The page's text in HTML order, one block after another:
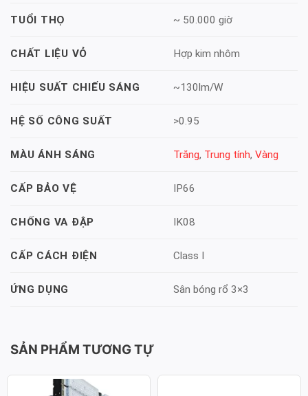
TUỔI THỌ ~ 50.000 giờ
CHẤT LIỆU VỎ Hợp kim nhôm
HIỆU SUẤT CHIẾU SÁNG ~130lm/W
HỆ SỐ CÔNG SUẤT >0.95
MÀU ÁNH SÁNG Trắng, Trung tính, Vàng
CẤP BẢO VỆ IP66
CHỐNG VA ĐẬP IK08
CẤP CÁCH ĐIỆN Class I
ỨNG DỤNG Sân bóng rổ 3×3
SẢN PHẨM TƯƠNG TỰ